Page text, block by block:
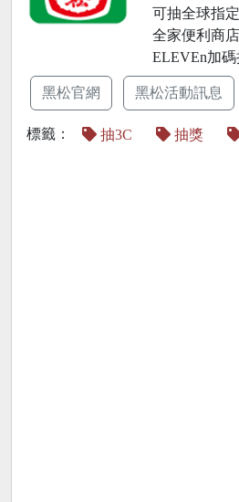
可抽全球指
全家便利商
ELEVEn加碼
黑松官網 黑松活動訊息
標籤： 抽3C 抽獎